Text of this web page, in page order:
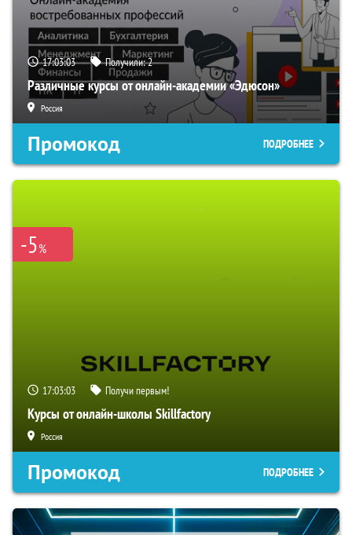
17:03:02 Получили:2
Различные курсы от онлайн-академии «Эдюсон»
Россия
Промокод ПОДРОБНЕЕ
-5%
17:03:02 Получи первым!
Курсы от онлайн-школы Skillfactory
Россия
Промокод ПОДРОБНЕЕ